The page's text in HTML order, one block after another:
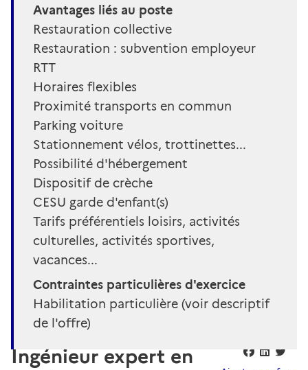
Avantages liés au poste
Restauration collective
Restauration : subvention employeur
RTT
Horaires flexibles
Proximité transports en commun
Parking voiture
Stationnement vélos, trottinettes...
Possibilité d'hébergement
Dispositif de crèche
CESU garde d'enfant(s)
Tarifs préférentiels loisirs, activités
culturelles, activités sportives,
vacances...
Contraintes particulières d'exercice
Habilitation particulière (voir descriptif
de l'offre)
Ingénieur expert en